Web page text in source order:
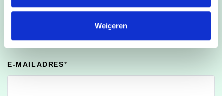
Weigeren
NAAM
E-MAILADRES*